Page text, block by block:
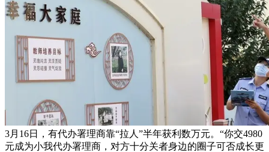
3月16日，有代办署理商靠“拉人”半年获利数万元。“你交4980
元成为小我代办署理商，对方十分关者身边的圈子可否成长更